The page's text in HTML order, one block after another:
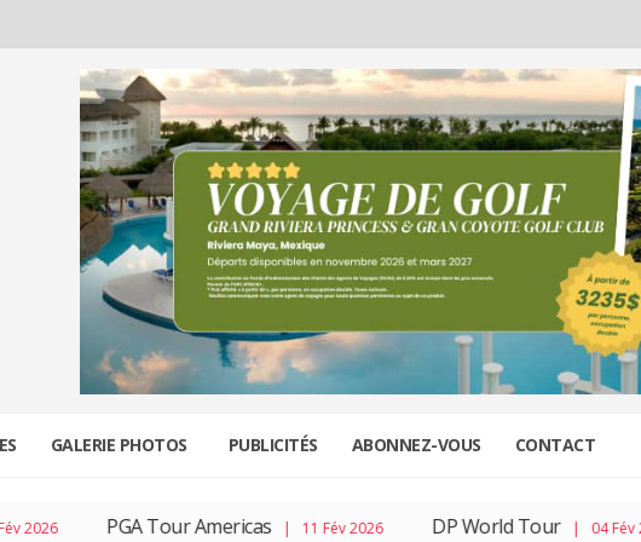
GALERIE PHOTOS PUBLICITÉS ABONNEZ-VOUS CONTACT
PGA Tour Americas| 11 Fév 2026 DP World Tour| 04 Fév 2026